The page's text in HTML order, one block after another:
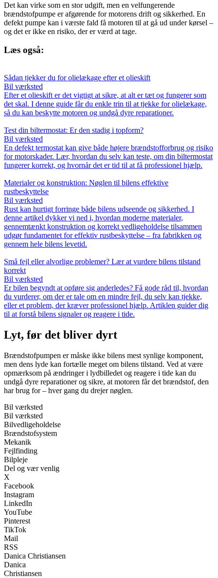
Det kan virke som en stor udgift, men en velfungerende
brændstofpumpe er afgørende for motorens drift og sikkerhed. En
defekt pumpe kan i værste fald få motoren til at gå ud under kørsel –
og det er ikke en risiko, der er værd at tage.
Læs også:
Sådan tjekker du for olielækage efter et olieskift
Bil værksted
Efter et olieskift er det vigtigt at sikre, at alt er tæt og fungerer som
det skal. I denne guide får du enkle trin til at tjekke for olielækage,
så du kan beskytte motoren og undgå dyre reparationer.
Test din biltermostat: Er den stadig i topform?
Bil værksted
En defekt termostat kan give både højere brændstofforbrug og risiko
for motorskader. Lær, hvordan du selv kan teste, om din biltermostat
fungerer korrekt, og hvornår det er tid til at få professionel hjælp.
Materialer og konstruktion: Nøglen til bilens effektive
rustbeskyttelse
Bil værksted
Rust kan hurtigt forringe både bilens udseende og sikkerhed. I
denne artikel dykker vi ned i, hvordan moderne materialer,
gennemtænkt konstruktion og korrekt vedligeholdelse tilsammen
udgør fundamentet for effektiv rustbeskyttelse – fra fabrikken og
gennem hele bilens levetid.
Små fejl eller alvorlige problemer? Lær at vurdere bilens tilstand
korrekt
Bil værksted
Er bilen begyndt at opføre sig anderledes? Få gode råd til, hvordan
du vurderer, om der er tale om en mindre fejl, du selv kan tjekke,
eller et problem, der kræver professionel hjælp. Artiklen guider dig
til at forstå bilens signaler og reagere i tide.
Lyt, før det bliver dyrt
Brændstofpumpen er måske ikke bilens mest synlige komponent,
men dens lyde kan fortælle meget om bilens tilstand. Ved at være
opmærksom på ændringer i lydbilledet og reagere i tide kan du
undgå dyre reparationer og sikre, at motoren får det brændstof, den
har brug for – hver gang du drejer nøglen.
Bil værksted
Bil værksted
Bilvedligeholdelse
Brændstofsystem
Mekanik
Fejlfinding
Bilpleje
Del og vær venlig
X
Facebook
Instagram
LinkedIn
YouTube
Pinterest
TikTok
Mail
RSS
Danica Christiansen
Danica
Christiansen